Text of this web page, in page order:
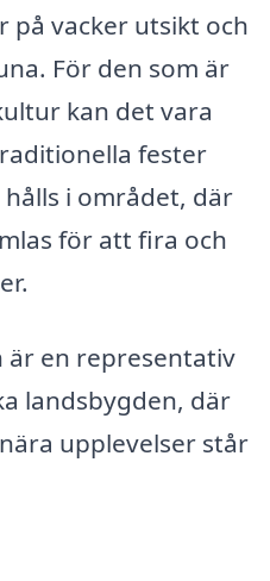
på vacker utsikt och
För den som är
kan det vara
fester
i området, där
för att fira och
är en representativ
landsbygden, där
upplevelser står